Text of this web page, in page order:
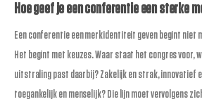
Hoe geef je een conferentie een sterke
Een conferentie een merkidentiteit geven begint niet
Het begint met keuzes. Waar staat het congres voor,
uitstraling past daarbij? Zakelijk en strak, innovatief
toegankelijk en menselijk? Die lijn moet vervolgens